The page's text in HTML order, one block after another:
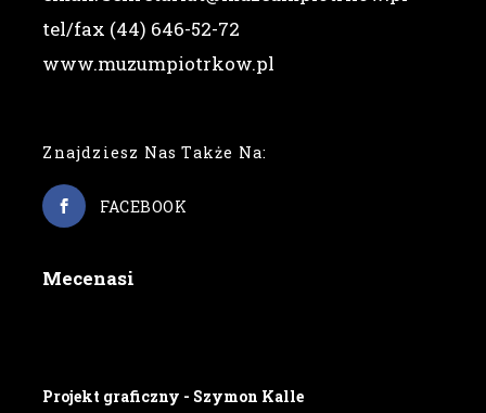
tel/fax (44) 646-52-72
www.muzumpiotrkow.pl
Znajdziesz Nas Także Na:
FACEBOOK
Mecenasi
Projekt graficzny - Szymon Kalle